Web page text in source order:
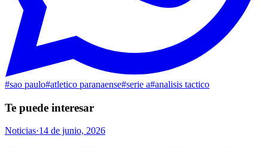
#sao paulo#atletico paranaense#serie a#analisis tactico
Te puede interesar
Noticias·14 de junio, 2026